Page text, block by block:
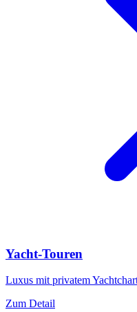
Yacht-Touren
Luxus mit privatem
Zum Detail